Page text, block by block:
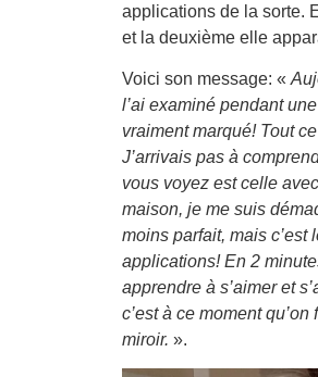
applications de la sorte.
et la deuxième elle
Voici son message: «
l’ai examiné pendant
vraiment marqué! Tout
J’arrivais pas à
vous voyez est celle
maison, je me suis
moins parfait, mais
applications! En 2
apprendre à s’aimer et
c’est à ce moment
miroir. ».